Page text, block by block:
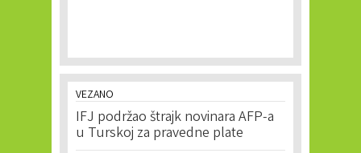
VEZANO
IFJ podržao štrajk novinara AFP-a
u Turskoj za pravedne plate